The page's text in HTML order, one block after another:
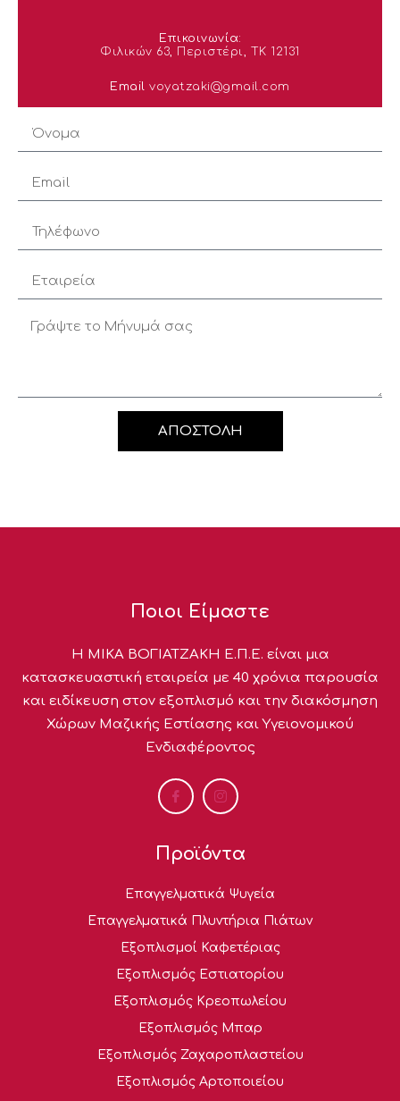
Επικοινωνία:
Φιλικών 63, Περιστέρι, ΤΚ 12131
Emailvoyatzaki@gmail.com
ΑΠΟΣΤΟΛΗ
Ποιοι Είμαστε
Η ΜΙΚΑ ΒΟΓΙΑΤΖΑΚΗ Ε.Π.Ε. είναι μια
κατασκευαστική εταιρεία με 40 χρόνια παρουσία
και ειδίκευση στον εξοπλισμό και την διακόσμηση
Χώρων Μαζικής Εστίασης και Υγειονομικού
Ενδιαφέροντος
Προϊόντα
Επαγγελματικά Ψυγεία
Επαγγελματικά Πλυντήρια Πιάτων
Εξοπλισμοί Καφετέριας
Εξοπλισμός Εστιατορίου
Εξοπλισμός Κρεοπωλείου
Εξοπλισμός Μπαρ
Εξοπλισμός Ζαχαροπλαστείου
Εξοπλισμός Αρτοποιείου